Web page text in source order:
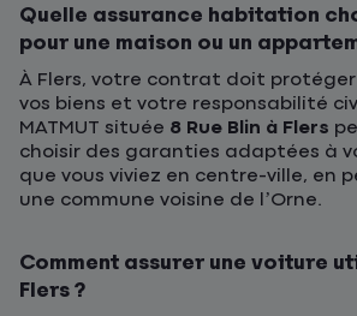
Quelle assurance habitation
pour une maison ou un
À Flers, votre contrat doit
vos biens et votre responsabilité
MATMUT située 8 Rue Blin à Flers
choisir des garanties adaptées à
que vous viviez en centre-ville, en
une commune voisine de l’Orne.
Comment assurer une voiture
Flers ?